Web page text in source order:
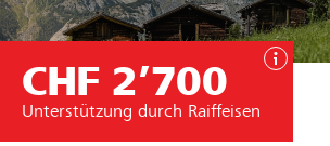
Unterstützen
Projekte und Organisationen finden
CHF 2’700
Unterstützung durch Raiffeisen